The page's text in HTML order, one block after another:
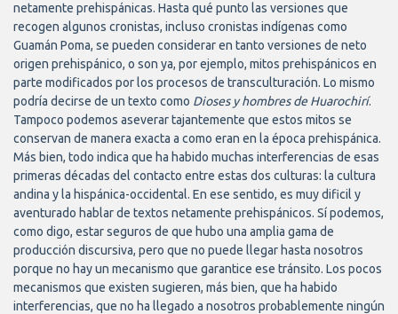
netamente prehispánicas. Hasta qué punto las versiones que
recogen algunos cronistas, incluso cronistas indígenas como
Guamán Poma, se pueden considerar en tanto versiones de neto
origen prehispánico, o son ya, por ejemplo, mitos prehispánicos en
parte modificados por los procesos de transculturación. Lo mismo
podría decirse de un texto como Dioses y hombres de Huarochirí.
Tampoco podemos aseverar tajantemente que estos mitos se
conservan de manera exacta a como eran en la época prehispánica.
Más bien, todo indica que ha habido muchas interferencias de esas
primeras décadas del contacto entre estas dos culturas: la cultura
andina y la hispánica-occidental. En ese sentido, es muy dificil y
aventurado hablar de textos netamente prehispánicos. Sí podemos,
como digo, estar seguros de que hubo una amplia gama de
producción discursiva, pero que no puede llegar hasta nosotros
porque no hay un mecanismo que garantice ese tránsito. Los pocos
mecanismos que existen sugieren, más bien, que ha habido
interferencias, que no ha llegado a nosotros probablemente ningún